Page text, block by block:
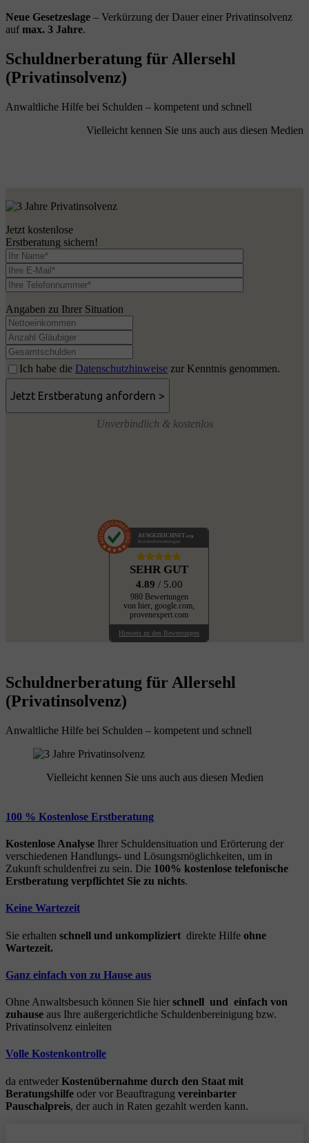
Neue Gesetzeslage – Verkürzung der Dauer einer Privatinsolvenz
aufmax. 3 Jahre.
Schuldnerberatung für Allersehl
(Privatinsolvenz)
Anwaltliche Hilfe bei Schulden – kompetent und schnell
Vielleicht kennen Sie uns auch aus diesen Medien
Jetzt kostenlose
Erstberatung sichern!
Angaben zu Ihrer Situation
Ich habe die Datenschutzhinweise zur Kenntnis genommen.
Unverbindlich & kostenlos
AUSGEZEICHNET .org
Kundenbewertungen
SEHR GUT
4.89 / 5.00
980 Bewertungen
von hier, google.com,
provenexpert.com
Hinweis zu den Bewertungen
Schuldnerberatung für Allersehl
(Privatinsolvenz)
Anwaltliche Hilfe bei Schulden – kompetent und schnell
Vielleicht kennen Sie uns auch aus diesen Medien
100 % Kostenlose Erstberatung
Kostenlose Analyse Ihrer Schuldensituation und Erörterung der
verschiedenen Handlungs- und Lösungsmöglichkeiten, um in
Zukunft schuldenfrei zu sein. Die 100% kostenlose telefonische
Erstberatung verpflichtet Sie zu nichts.
Keine Wartezeit
Sie erhalten schnell und unkompliziert direkte Hilfe ohne
Wartezeit.
Ganz einfach von zu Hause aus
Ohne Anwaltsbesuch können Sie hier schnell und einfach von
zuhause aus Ihre außergerichtliche Schuldenbereinigung bzw.
Privatinsolvenz einleiten
Volle Kostenkontrolle
da entweder Kostenübernahme durch den Staat mit
Beratungshilfe oder vor Beauftragung vereinbarter
Pauschalpreis, der auch in Raten gezahlt werden kann.